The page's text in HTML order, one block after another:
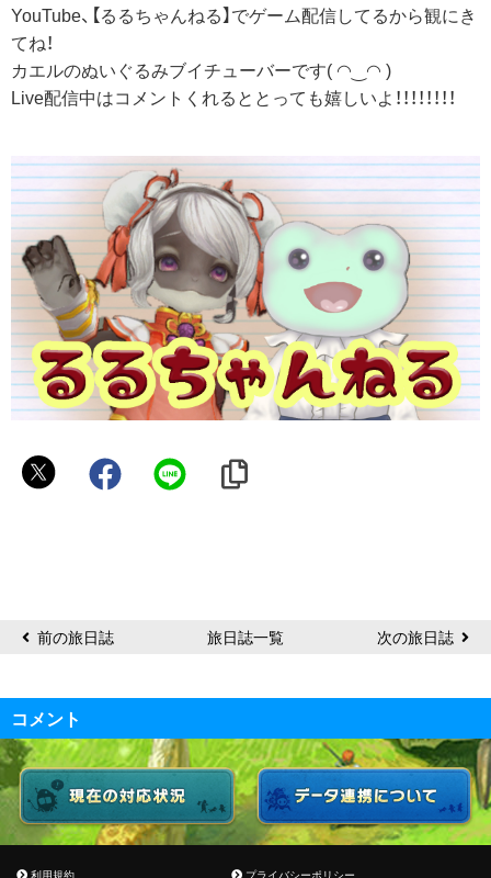
YouTube、【るるちゃんねる】でゲーム配信してるから観にき
てね！
カエルのぬいぐるみブイチューバーです( ◠‿◠ )
Live配信中はコメントくれるととっても嬉しいよ！！！！！！！！
ド
る 前の旅日誌 旅日誌一覧 次の旅日誌
コメント
利用規約 プライバシーポリシー